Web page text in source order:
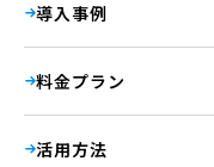
導入事例
料金プラン
活用方法